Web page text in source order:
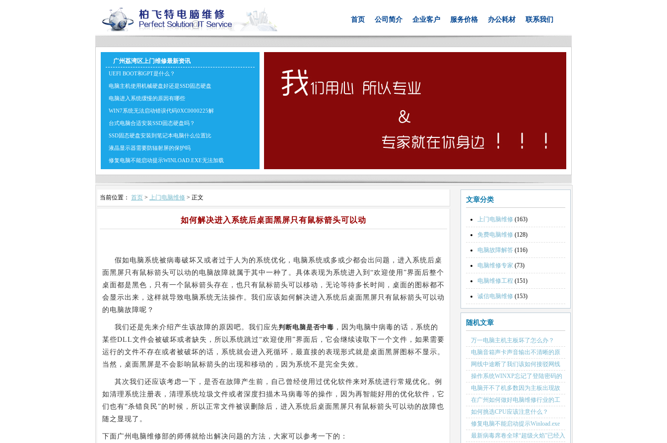
首页 公司简介 企业客户 服务价格 办公耗材 联系我们
广州荔湾区上门维修最新资讯
UEFI BOOT和GPT是什么？
电脑主机使用机械硬盘好还是SSD固态硬盘
电脑进入系统缓慢的原因有哪些
WIN7系统无法启动错误代码0XC0000225解
台式电脑合适安装SSD固态硬盘吗？
SSD固态硬盘安装到笔记本电脑什么位置比
液晶显示器需要防辐射屏的保护吗
修复电脑不能启动提示WINLOAD.EXE无法加载
当前位置： 首页 > 上门电脑维修 > 正文
如何解决进入系统后桌面黑屏只有鼠标箭头可以动
假如电脑系统被病毒破坏又或者过于人为的系统优化，电脑系统或多或少都会出问题，进入系统后桌
面黑屏只有鼠标箭头可以动的电脑故障就属于其中一种了。具体表现为系统进入到“欢迎使用”界面后整个
桌面都是黑色，只有一个鼠标箭头存在，也只有鼠标箭头可以移动，无论等待多长时间，桌面的图标都不
会显示出来，这样就导致电脑系统无法操作。我们应该如何解决进入系统后桌面黑屏只有鼠标箭头可以动
的电脑故障呢？
我们还是先来介绍产生该故障的原因吧。我们应先判断电脑是否中毒 ，因为电脑中病毒的话，系统的
某些DLL文件会被破坏或者缺失，所以系统跳过“欢迎使用”界面后，它会继续读取下一个文件，如果需要
运行的文件不存在或者被破坏的话，系统就会进入死循环，最直接的表现形式就是桌面黑屏图标不显示。
当然，桌面黑屏是不会影响鼠标箭头的出现和移动的，因为系统不是完全失效。
其次我们还应该考虑一下，是否在故障产生前，自己曾经使用过优化软件来对系统进行常规优化。例
如清理系统注册表，清理系统垃圾文件或者深度扫描木马病毒等的操作，因为再智能好用的优化软件，它
们也有“杀错良民”的时候，所以正常文件被误删除后，进入系统后桌面黑屏只有鼠标箭头可以动的故障也
随之显现了。
下面广州电脑维修部的师傅就给出解决问题的方法，大家可以参考一下的：
文章分类
上门电脑维修 (163)
免费电脑维修 (128)
电脑故障解答 (116)
电脑维修专家 (73)
电脑维修工程 (151)
诚信电脑维修 (153)
随机文章
万一电脑主机主板坏了怎么办？
电脑音箱声卡声音输出不清晰的原
因
网线中途断了我们该如何接驳网线
的几种方法
操作系统WINXP忘记了登陆密码的
解决方法
电脑开不了机多数因为主板出现故
障
在广州如何做好电脑维修行业的工
作
如何挑选CPU应该注意什么？
修复电脑不能启动提示Winload.exe
无法加载
最新病毒席卷全球“超级火焰”已经入